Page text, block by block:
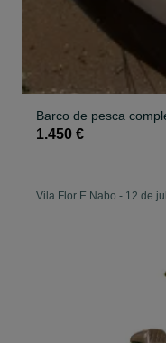
Barco de pesca
1.450 €
Vila Flor E Nabo - 12 de